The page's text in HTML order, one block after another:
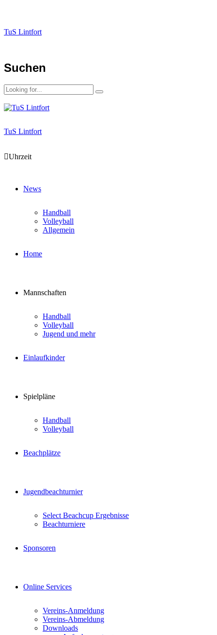
TuS Lintfort
Suchen
TuS Lintfort
Uhrzeit
News
Handball
Volleyball
Allgemein
Home
Mannschaften
Handball
Volleyball
Jugend und mehr
Einlaufkinder
Spielpläne
Handball
Volleyball
Beachplätze
Jugendbeachturnier
Select Beachcup Ergebnisse
Beachturniere
Sponsoren
Online Services
Vereins-Anmeldung
Vereins-Abmeldung
Downloads